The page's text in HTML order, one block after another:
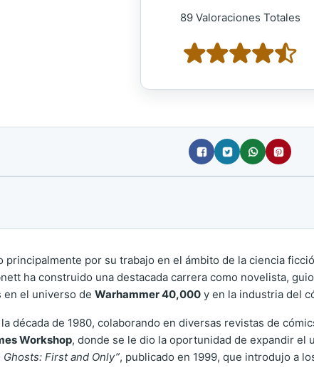
89 Valoraciones Totales
por su trabajo en el ámbito de la ciencia
ha construido una destacada carrera como novelista,
en el universo de Warhammer 40,000 y en la industria del
década de 1980, colaborando en diversas revistas de
Workshop, donde se le dio la oportunidad de expandir el
Ghosts: First and Only”, publicado en 1999, que introdujo a